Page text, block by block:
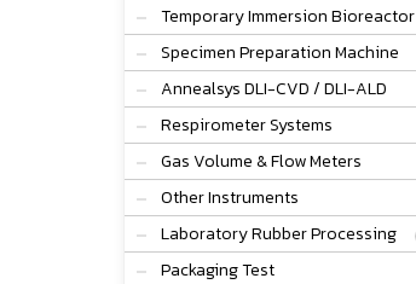
Temporary Immersion Bioreactor
Specimen Preparation Machine
Annealsys DLI-CVD / DLI-ALD
Respirometer Systems
Gas Volume & Flow Meters
Other Instruments
Laboratory Rubber Processing
Packaging Test